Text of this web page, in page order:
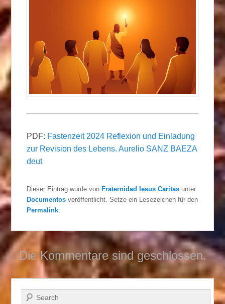
PDF: Fastenzeit 2024 Reflexion und Einladung
zur Revision des Lebens. Aurelio SANZ BAEZA
deut
Dieser Eintrag wurde von Fraternidad Iesus Caritas unter
Documentos veröffentlicht. Setze ein Lesezeichen für den
Permalink.
Die Kommentare sind geschlossen.
Suchen